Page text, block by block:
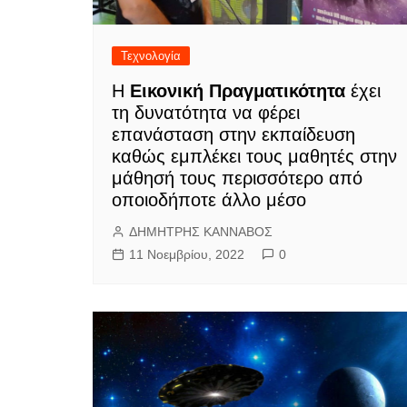
Τεχνολογία
Η Εικονική Πραγματικότητα έχει
τη δυνατότητα να φέρει
επανάσταση στην εκπαίδευση
καθώς εμπλέκει τους μαθητές στην
μάθησή τους περισσότερο από
οποιοδήποτε άλλο μέσο
ΔΗΜΗΤΡΗΣ ΚΑΝΝΑΒΟΣ
11 Νοεμβρίου, 2022
0